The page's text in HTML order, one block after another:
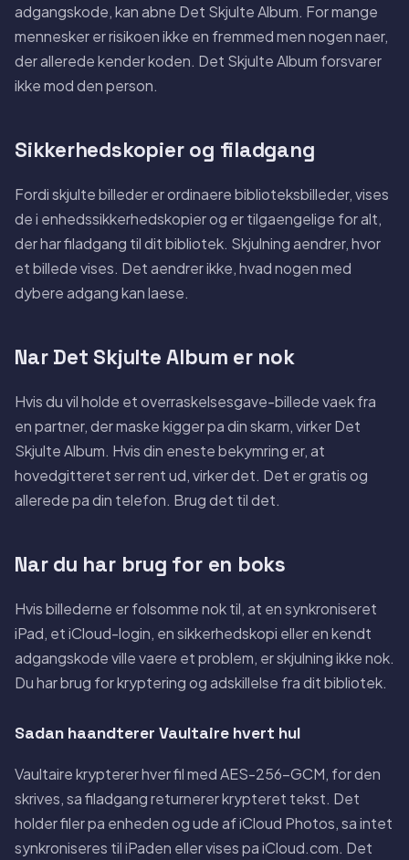
adgangskode, kan abne Det Skjulte Album. For mange
mennesker er risikoen ikke en fremmed men nogen naer,
der allerede kender koden. Det Skjulte Album forsvarer
ikke mod den person.
Sikkerhedskopier og filadgang
Fordi skjulte billeder er ordinaere biblioteksbilleder, vises
de i enhedssikkerhedskopier og er tilgaengelige for alt,
der har filadgang til dit bibliotek. Skjulning aendrer, hvor
et billede vises. Det aendrer ikke, hvad nogen med
dybere adgang kan laese.
Nar Det Skjulte Album er nok
Hvis du vil holde et overraskelsesgave-billede vaek fra
en partner, der maske kigger pa din skarm, virker Det
Skjulte Album. Hvis din eneste bekymring er, at
hovedgitteret ser rent ud, virker det. Det er gratis og
allerede pa din telefon. Brug det til det.
Nar du har brug for en boks
Hvis billederne er folsomme nok til, at en synkroniseret
iPad, et iCloud-login, en sikkerhedskopi eller en kendt
adgangskode ville vaere et problem, er skjulning ikke nok.
Du har brug for kryptering og adskillelse fra dit bibliotek.
Sadan haandterer Vaultaire hvert hul
Vaultaire krypterer hver fil med AES-256-GCM, for den
skrives, sa filadgang returnerer krypteret tekst. Det
holder filer pa enheden og ude af iCloud Photos, sa intet
synkroniseres til iPaden eller vises pa iCloud.com. Det